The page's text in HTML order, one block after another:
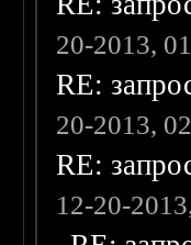
20-2013,
RE:
20-2013,
RE:
12-20-